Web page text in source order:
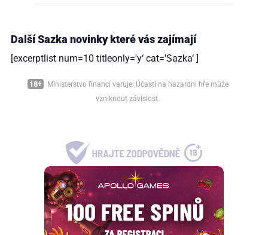
Další Sazka novinky které vás zajímají
[excerptlist num=10 titleonly='y‘ cat='Sazka‘ ]
18+
Ministerstvo financí varuje: Účastí na hazardní hře může
vzniknout závislost.